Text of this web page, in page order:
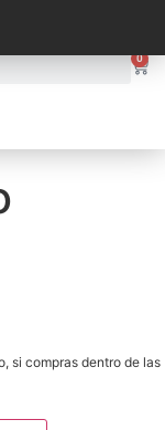
0
si compras dentro de las